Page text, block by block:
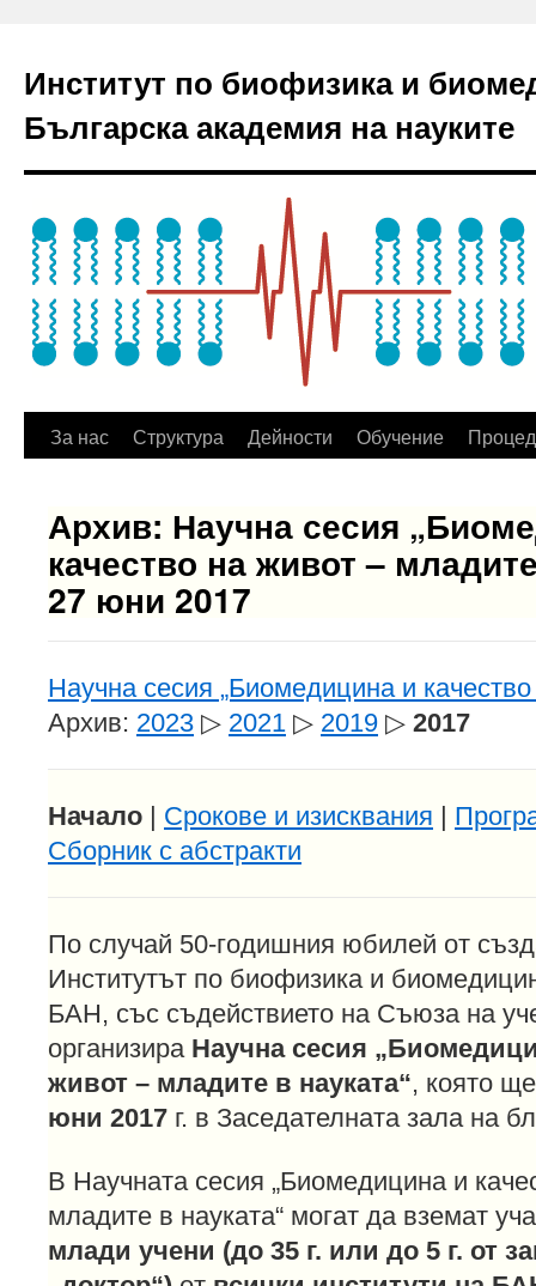
Институт по биофизика и
Българска академия на науките
За нас Структура Дейности Обучение
Архив: Научна сесия
качество на живот –
27 юни 2017
Научна сесия „Биомедицина и
Архив: 2023 ▷ 2021 ▷ 2019 ▷ 2017
Начало | Срокове и изисквания |
Сборник с абстракти
По случай 50-годишния юбилей от
Институтът по биофизика и
БАН, със съдействието на Съюза на
организира Научна сесия
живот – младите в науката“, която
юни 2017 г. в Заседателната зала на
В Научната сесия „Биомедицина и
младите в науката“ могат да вземат
млади учени (до 35 г. или до 5 г. от